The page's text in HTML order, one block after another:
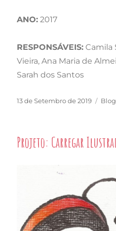
ANO: 2017
RESPONSÁVEIS: Camila
Vieira, Ana Maria de
Sarah dos Santos
Publicado
13 de Setembro de 2019 Blog
Projeto: Carregar